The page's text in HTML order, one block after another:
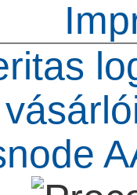
t, mint